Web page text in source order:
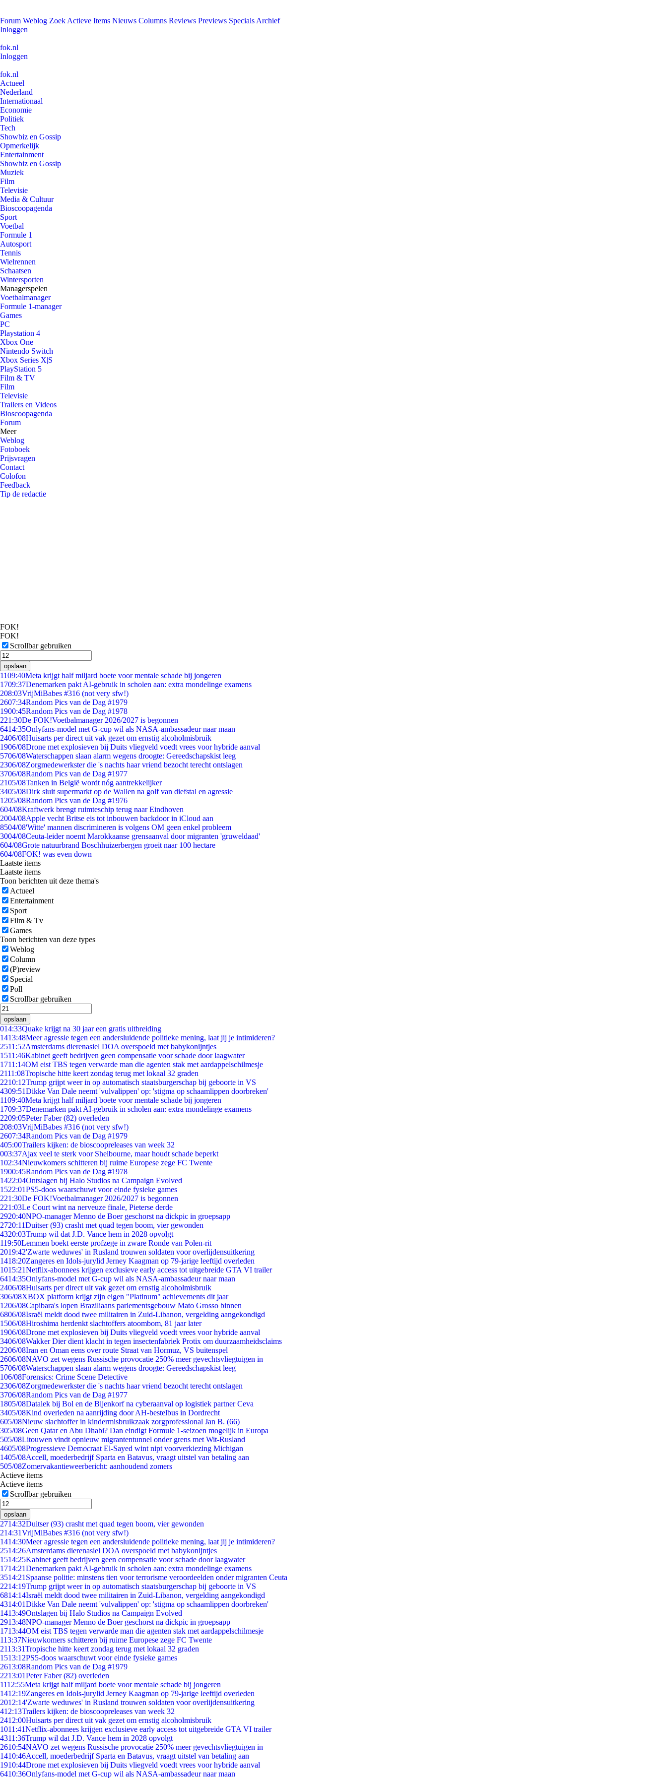
Forum Weblog Zoek Actieve Items Nieuws Columns Reviews Previews Specials Archief
Inloggen
fok.nl
Inloggen
fok.nl
Actueel
Nederland
Internationaal
Economie
Politiek
Tech
Showbiz en Gossip
Opmerkelijk
Entertainment
Showbiz en Gossip
Muziek
Film
Televisie
Media & Cultuur
Bioscoopagenda
Sport
Voetbal
Formule 1
Autosport
Tennis
Wielrennen
Schaatsen
Wintersporten
Managerspelen
Voetbalmanager
Formule 1-manager
Games
PC
Playstation 4
Xbox One
Nintendo Switch
Xbox Series X|S
PlayStation 5
Film & TV
Film
Televisie
Trailers en Videos
Bioscoopagenda
Forum
Meer
Weblog
Fotoboek
Prijsvragen
Contact
Colofon
Feedback
Tip de redactie
FOK!
FOK!
Scrollbar gebruiken
opslaan
1109:40Meta krijgt half miljard boete voor mentale schade bij jongeren
1709:37Denemarken pakt AI-gebruik in scholen aan: extra mondelinge examens
208:03VrijMiBabes #316 (not very sfw!)
2607:34Random Pics van de Dag #1979
1900:45Random Pics van de Dag #1978
221:30De FOK!Voetbalmanager 2026/2027 is begonnen
6414:35Onlyfans-model met G-cup wil als NASA-ambassadeur naar maan
2406/08Huisarts per direct uit vak gezet om ernstig alcoholmisbruik
1906/08Drone met explosieven bij Duits vliegveld voedt vrees voor hybride aanval
5706/08Waterschappen slaan alarm wegens droogte: Gereedschapskist leeg
2306/08Zorgmedewerkster die 's nachts haar vriend bezocht terecht ontslagen
3706/08Random Pics van de Dag #1977
2105/08Tanken in België wordt nóg aantrekkelijker
3405/08Dirk sluit supermarkt op de Wallen na golf van diefstal en agressie
1205/08Random Pics van de Dag #1976
604/08Kraftwerk brengt ruimteschip terug naar Eindhoven
2004/08Apple vecht Britse eis tot inbouwen backdoor in iCloud aan
8504/08'Witte' mannen discrimineren is volgens OM geen enkel probleem
3004/08Ceuta-leider noemt Marokkaanse grensaanval door migranten 'gruweldaad'
604/08Grote natuurbrand Boschhuizerbergen groeit naar 100 hectare
604/08FOK! was even down
Laatste items
Laatste items
Toon berichten uit deze thema's
Actueel
Entertainment
Sport
Film & Tv
Games
Toon berichten van deze types
Weblog
Column
(P)review
Special
Poll
Scrollbar gebruiken
opslaan
014:33Quake krijgt na 30 jaar een gratis uitbreiding
1413:48Meer agressie tegen een andersluidende politieke mening, laat jij je intimideren?
2511:52Amsterdams dierenasiel DOA overspoeld met babykonijntjes
1511:46Kabinet geeft bedrijven geen compensatie voor schade door laagwater
1711:14OM eist TBS tegen verwarde man die agenten stak met aardappelschilmesje
2111:08Tropische hitte keert zondag terug met lokaal 32 graden
2210:12Trump grijpt weer in op automatisch staatsburgerschap bij geboorte in VS
4309:51Dikke Van Dale neemt 'vulvalippen' op: 'stigma op schaamlippen doorbreken'
1109:40Meta krijgt half miljard boete voor mentale schade bij jongeren
1709:37Denemarken pakt AI-gebruik in scholen aan: extra mondelinge examens
2209:05Peter Faber (82) overleden
208:03VrijMiBabes #316 (not very sfw!)
2607:34Random Pics van de Dag #1979
405:00Trailers kijken: de bioscoopreleases van week 32
003:37Ajax veel te sterk voor Shelbourne, maar houdt schade beperkt
102:34Nieuwkomers schitteren bij ruime Europese zege FC Twente
1900:45Random Pics van de Dag #1978
1422:04Ontslagen bij Halo Studios na Campaign Evolved
1522:01PS5-doos waarschuwt voor einde fysieke games
221:30De FOK!Voetbalmanager 2026/2027 is begonnen
221:03Le Court wint na nerveuze finale, Pieterse derde
2920:40NPO-manager Menno de Boer geschorst na dickpic in groepsapp
2720:11Duitser (93) crasht met quad tegen boom, vier gewonden
4320:03Trump wil dat J.D. Vance hem in 2028 opvolgt
119:50Lemmen boekt eerste profzege in zware Ronde van Polen-rit
2019:42'Zwarte weduwes' in Rusland trouwen soldaten voor overlijdensuitkering
1418:20Zangeres en Idols-jurylid Jerney Kaagman op 79-jarige leeftijd overleden
1015:21Netflix-abonnees krijgen exclusieve early access tot uitgebreide GTA VI trailer
6414:35Onlyfans-model met G-cup wil als NASA-ambassadeur naar maan
2406/08Huisarts per direct uit vak gezet om ernstig alcoholmisbruik
306/08XBOX platform krijgt zijn eigen "Platinum" achievements dit jaar
1206/08Capibara's lopen Braziliaans parlementsgebouw Mato Grosso binnen
6806/08Israël meldt dood twee militairen in Zuid-Libanon, vergelding aangekondigd
1506/08Hiroshima herdenkt slachtoffers atoombom, 81 jaar later
1906/08Drone met explosieven bij Duits vliegveld voedt vrees voor hybride aanval
3406/08Wakker Dier dient klacht in tegen insectenfabriek Protix om duurzaamheidsclaims
2206/08Iran en Oman eens over route Straat van Hormuz, VS buitenspel
2606/08NAVO zet wegens Russische provocatie 250% meer gevechtsvliegtuigen in
5706/08Waterschappen slaan alarm wegens droogte: Gereedschapskist leeg
106/08Forensics: Crime Scene Detective
2306/08Zorgmedewerkster die 's nachts haar vriend bezocht terecht ontslagen
3706/08Random Pics van de Dag #1977
1805/08Datalek bij Bol en de Bijenkorf na cyberaanval op logistiek partner Ceva
3405/08Kind overleden na aanrijding door AH-bestelbus in Dordrecht
605/08Nieuw slachtoffer in kindermisbruikzaak zorgprofessional Jan B. (66)
305/08Geen Qatar en Abu Dhabi? Dan eindigt Formule 1-seizoen mogelijk in Europa
505/08Litouwen vindt opnieuw migrantentunnel onder grens met Wit-Rusland
4605/08Progressieve Democraat El-Sayed wint nipt voorverkiezing Michigan
1405/08Accell, moederbedrijf Sparta en Batavus, vraagt uitstel van betaling aan
505/08Zomervakantieweerbericht: aanhoudend zomers
Actieve items
Actieve items
Scrollbar gebruiken
opslaan
2714:32Duitser (93) crasht met quad tegen boom, vier gewonden
214:31VrijMiBabes #316 (not very sfw!)
1414:30Meer agressie tegen een andersluidende politieke mening, laat jij je intimideren?
2514:26Amsterdams dierenasiel DOA overspoeld met babykonijntjes
1514:25Kabinet geeft bedrijven geen compensatie voor schade door laagwater
1714:21Denemarken pakt AI-gebruik in scholen aan: extra mondelinge examens
3514:21 Spaanse politie: minstens tien voor terrorisme veroordeelden onder migranten Ceuta
2214:19Trump grijpt weer in op automatisch staatsburgerschap bij geboorte in VS
6814:14Israël meldt dood twee militairen in Zuid-Libanon, vergelding aangekondigd
4314:01Dikke Van Dale neemt 'vulvalippen' op: 'stigma op schaamlippen doorbreken'
1413:49Ontslagen bij Halo Studios na Campaign Evolved
2913:48NPO-manager Menno de Boer geschorst na dickpic in groepsapp
1713:44OM eist TBS tegen verwarde man die agenten stak met aardappelschilmesje
113:37Nieuwkomers schitteren bij ruime Europese zege FC Twente
2113:31Tropische hitte keert zondag terug met lokaal 32 graden
1513:12PS5-doos waarschuwt voor einde fysieke games
2613:08Random Pics van de Dag #1979
2213:01Peter Faber (82) overleden
1112:55Meta krijgt half miljard boete voor mentale schade bij jongeren
1412:19Zangeres en Idols-jurylid Jerney Kaagman op 79-jarige leeftijd overleden
2012:14'Zwarte weduwes' in Rusland trouwen soldaten voor overlijdensuitkering
412:13Trailers kijken: de bioscoopreleases van week 32
2412:00Huisarts per direct uit vak gezet om ernstig alcoholmisbruik
1011:41Netflix-abonnees krijgen exclusieve early access tot uitgebreide GTA VI trailer
4311:36Trump wil dat J.D. Vance hem in 2028 opvolgt
2610:54NAVO zet wegens Russische provocatie 250% meer gevechtsvliegtuigen in
1410:46Accell, moederbedrijf Sparta en Batavus, vraagt uitstel van betaling aan
1910:44Drone met explosieven bij Duits vliegveld voedt vrees voor hybride aanval
6410:36Onlyfans-model met G-cup wil als NASA-ambassadeur naar maan